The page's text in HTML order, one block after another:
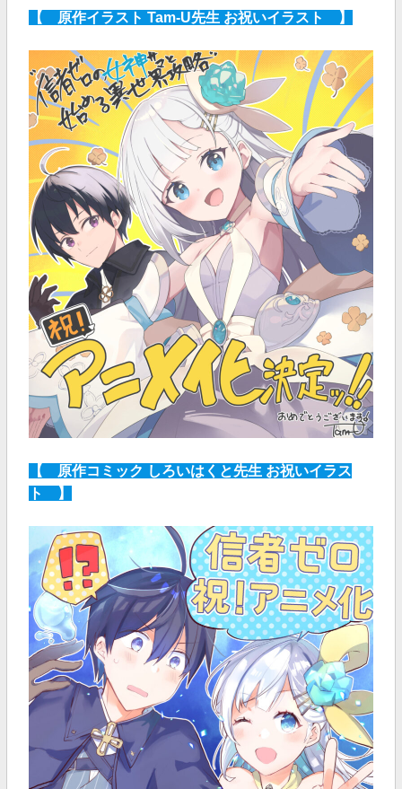
【 原作イラスト Tam-U先生 お祝いイラスト 】
【 原作コミック しろいはくと先生 お祝いイラス
ト 】